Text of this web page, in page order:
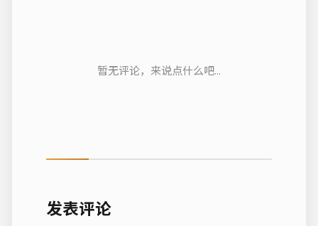
暂无评论，来说点什么吧...
发表评论